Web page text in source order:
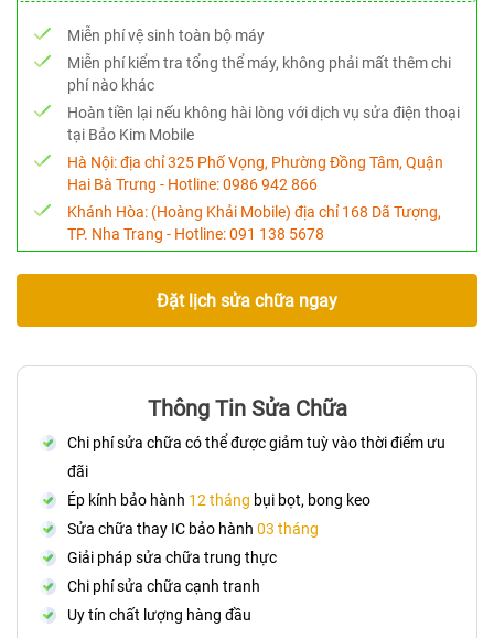
Miễn phí vệ sinh toàn bộ máy
Miễn phí kiểm tra tổng thể máy, không phải mất thêm chi
phí nào khác
Hoàn tiền lại nếu không hài lòng với dịch vụ sửa điện thoại
tại Bảo Kim Mobile
Hà Nội:địa chỉ 325 Phố Vọng, Phường Đồng Tâm, Quận
Hai Bà Trưng - Hotline:0986 942 866
Khánh Hòa: (Hoàng Khải Mobile) địa chỉ 168 Dã Tượng,
TP. Nha Trang - Hotline:091 138 5678
Đặt lịch sửa chữa ngay
Thông Tin Sửa Chữa
Chi phí sửa chữa có thể được giảm tuỳ vào thời điểm ưu
đãi
Ép kính bảo hành 12 tháng bụi bọt, bong keo
Sửa chữa thay IC bảo hành 03 tháng
Giải pháp sửa chữa trung thực
Chi phí sửa chữa cạnh tranh
Uy tín chất lượng hàng đầu